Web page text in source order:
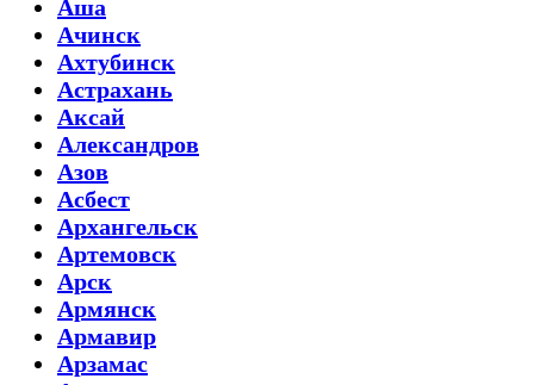
Аша
Ачинск
Ахтубинск
Астрахань
Аксай
Александров
Азов
Асбест
Архангельск
Артемовск
Арск
Армянск
Армавир
Арзамас